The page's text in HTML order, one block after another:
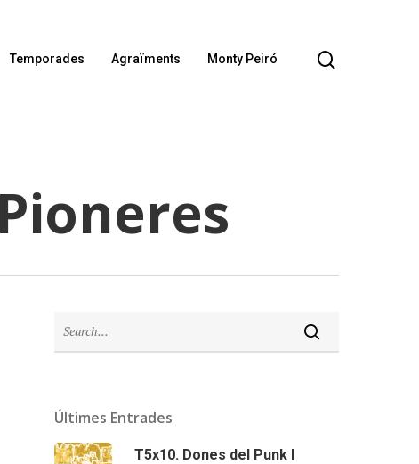
Temporades Agraïments Monty Peiró
Últimes Entrades
T5x10. Dones del Punk I